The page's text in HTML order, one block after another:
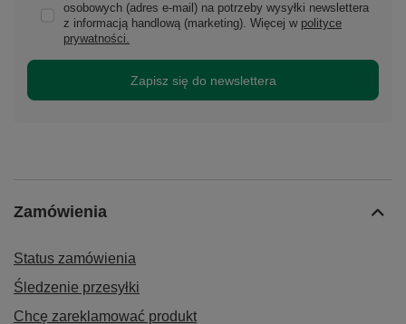
osobowych (adres e-mail) na potrzeby wysyłki newslettera
z informacją handlową (marketing). Więcej w polityce
prywatności.
Zapisz się do newslettera
Zamówienia
Status zamówienia
Śledzenie przesyłki
Chcę zareklamować produkt